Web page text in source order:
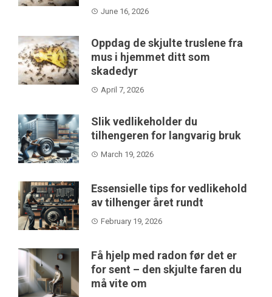
June 16, 2026
Oppdag de skjulte truslene fra
mus i hjemmet ditt som
skadedyr
April 7, 2026
Slik vedlikeholder du
tilhengeren for langvarig bruk
March 19, 2026
Essensielle tips for vedlikehold
av tilhenger året rundt
February 19, 2026
Få hjelp med radon før det er
for sent – den skjulte faren du
må vite om